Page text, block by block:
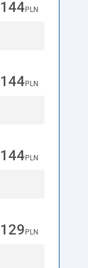
144 PLN
144 PLN
144 PLN
129 PLN